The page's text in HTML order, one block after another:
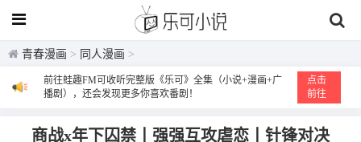
青春漫画 > 同人漫画 >
前往蛙趣FM可收听完整版《乐可》全集（小说+漫画+广
播剧），还会发现更多你喜欢番剧！
点击
前往
商战x年下囚禁丨强强互攻虐恋丨针锋对决